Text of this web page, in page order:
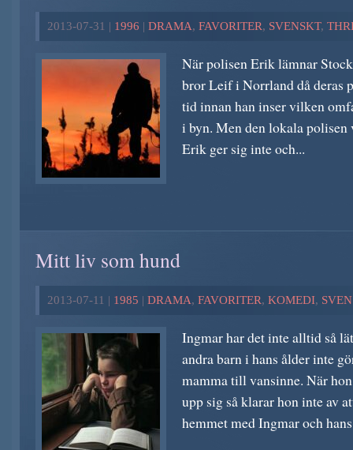
2013-07-31 | 1996 | DRAMA, FAVORITER, SVENSKT,
När polisen Erik lämnar
bror Leif i Norrland då deras
tid innan han inser vilken
i byn. Men den lokala
Erik ger sig inte och...
Mitt liv som hund
2013-07-11 | 1985 | DRAMA, FAVORITER, KOMEDI,
Ingmar har det inte alltid så
andra barn i hans ålder inte
mamma till vansinne. När
upp sig så klarar hon inte av
hemmet med Ingmar och